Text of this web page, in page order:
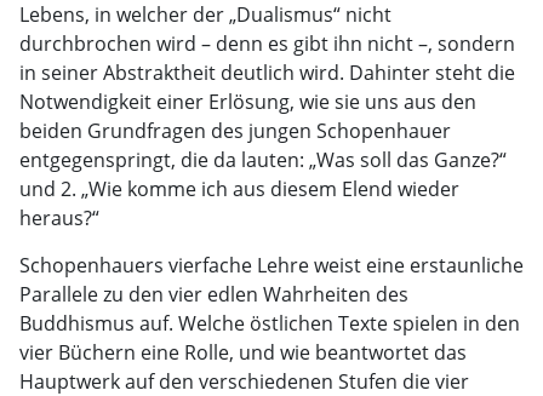
Lebens, in welcher der „Dualismus“ nicht
durchbrochen wird – denn es gibt ihn nicht –, sondern
in seiner Abstraktheit deutlich wird. Dahinter steht die
Notwendigkeit einer Erlösung, wie sie uns aus den
beiden Grundfragen des jungen Schopenhauer
entgegenspringt, die da lauten: „Was soll das Ganze?“
und 2. „Wie komme ich aus diesem Elend wieder
heraus?“
Schopenhauers vierfache Lehre weist eine erstaunliche
Parallele zu den vier edlen Wahrheiten des
Buddhismus auf. Welche östlichen Texte spielen in den
vier Büchern eine Rolle, und wie beantwortet das
Hauptwerk auf den verschiedenen Stufen die vier